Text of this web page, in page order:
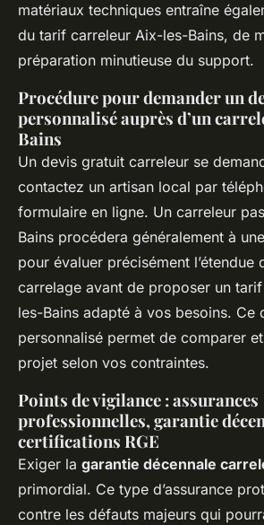
matériaux techniques entraîne
du tarif carreleur Aix-les-Bains, de
préparation minutieuse du support.
Procédure pour demander un
personnalisé auprès d’un
Bains
Un devis gratuit carreleur se
contactez un artisan local par
formulaire en ligne. Un carreleur
Bains procédera généralement à
pour évaluer précisément l’étendue
carrelage avant de proposer un
les-Bains adapté à vos besoins. Ce
personnalisé permet de comparer et
projet selon vos contraintes.
Points de vigilance : assurances
professionnelles, garantie
certifications RGE
Exiger la garantie décennale
primordial. Ce type d’assurance
contre les défauts majeurs qui